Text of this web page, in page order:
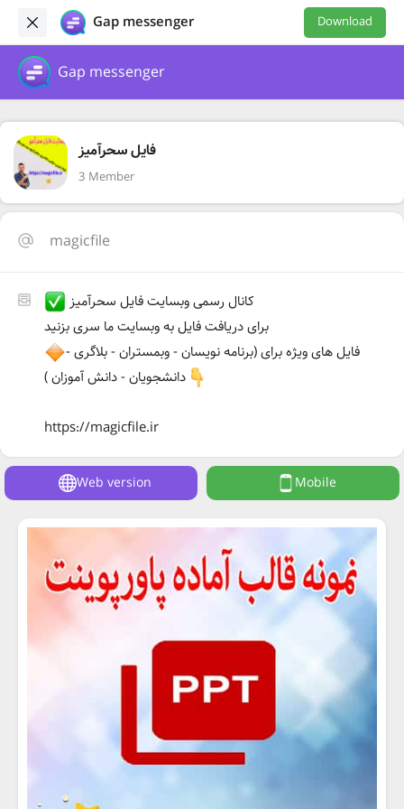
Gap messenger Download
Gap messenger
فایل سحرآمیز
3 Member
magicfile
کانال رسمی وبسایت فایل سحرآمیز
برای دریافت فایل به وبسایت ما سری بزنید
فایل های ویژه برای (برنامه نویسان - وبمستران - بلاگری -
دانشجویان - دانش آموزان )
https://magicfile.ir
Web version Mobile